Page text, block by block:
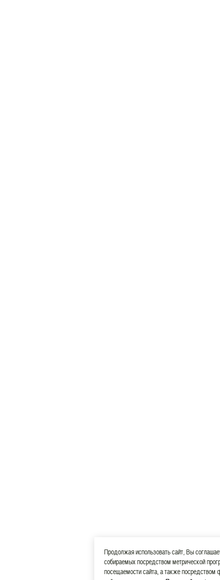
Продолжая использовать сайт, Вы
собираемых посредством метрической
посещаемости сайта, а также посредством